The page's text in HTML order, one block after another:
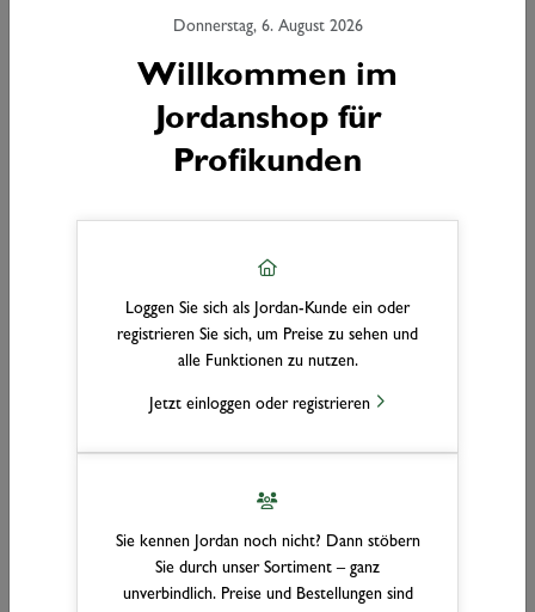
Donnerstag, 6. August 2026
Willkommen im
Jordanshop für
Profikunden
Loggen Sie sich als Jordan-Kunde ein oder
registrieren Sie sich, um Preise zu sehen und
alle Funktionen zu nutzen.
Jetzt einloggen oder registrieren
Sie kennen Jordan noch nicht? Dann stöbern
Sie durch unser Sortiment – ganz
unverbindlich. Preise und Bestellungen sind
den Einsatz im Wohn- und Objektbereich.